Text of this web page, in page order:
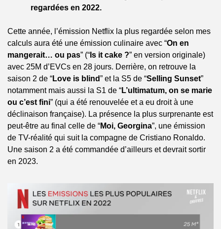
regardées en 2022.
Cette année, l’émission Netflix la plus regardée selon mes
calculs aura été une émission culinaire avec “On en
mangerait… ou pas” (“ Is it cake ?” en version originale)
avec 25M d’EVCs en 28 jours. Derrière, on retrouve la
saison 2 de “Love is blind” et la S5 de “Selling Sunset”
notamment mais aussi la S1 de “L’ultimatum, on se marie
ou c’est fini” (qui a été renouvelée et a eu droit à une
déclinaison française). La présence la plus surprenante est
peut-être au final celle de “Moi, Georgina”, une émission
de TV-réalité qui suit la compagne de Cristiano Ronaldo.
Une saison 2 a été commandée d’ailleurs et devrait sortir
en 2023.